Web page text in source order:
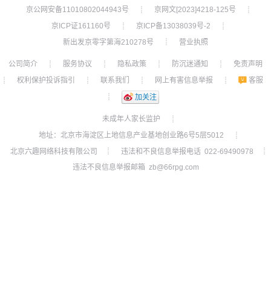
京公网安备11010802044943号 ┊ 京网文[2023]4218-125号
┊
京ICP证161160号
┊ 京ICP备13038039号-2
┊
新出发京零字第海210278号
┊ 营业执照
公司简介 ┊ 服务协议 ┊ 隐私政策 ┊ 防沉迷通知 ┊
免责声明
┊
权利保护投诉指引 ┊ 联系我们 ┊ 网上有害信息举报 ┊
客服
┊
加关注
未成年人家长监护
┊
地址：北京市海淀区上地信息产业基地创业路6号5层5012
┊
北京六趣网络科技有限公司
┊ 违法和不良信息举报电话 022-69490978
┊
违法不良信息举报邮箱 zb@66rpg.com